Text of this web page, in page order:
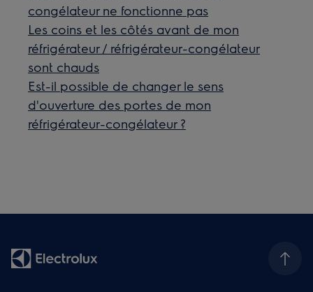
congélateur ne fonctionne pas
Les coins et les côtés avant de mon
réfrigérateur / réfrigérateur-congélateur
sont chauds
Est-il possible de changer le sens
d'ouverture des portes de mon
réfrigérateur-congélateur ?